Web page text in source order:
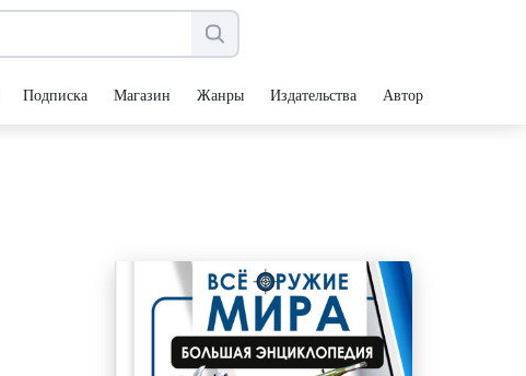
Подписка Магазин Жанры Издательства Авторы